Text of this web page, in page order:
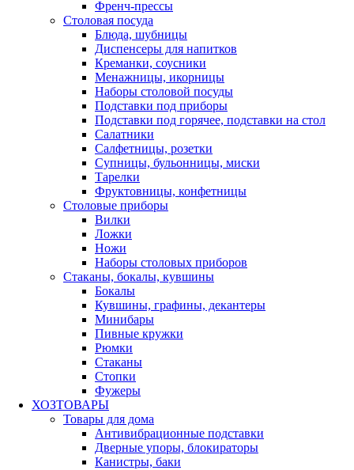
Френч-прессы
Столовая посуда
Блюда, шубницы
Диспенсеры для напитков
Креманки, соусники
Менажницы, икорницы
Наборы столовой посуды
Подставки под приборы
Подставки под горячее, подставки на стол
Салатники
Салфетницы, розетки
Супницы, бульонницы, миски
Тарелки
Фруктовницы, конфетницы
Столовые приборы
Вилки
Ложки
Ножи
Наборы столовых приборов
Стаканы, бокалы, кувшины
Бокалы
Кувшины, графины, декантеры
Минибары
Пивные кружки
Рюмки
Стаканы
Стопки
Фужеры
ХОЗТОВАРЫ
Товары для дома
Антивибрационные подставки
Дверные упоры, блокираторы
Канистры, баки